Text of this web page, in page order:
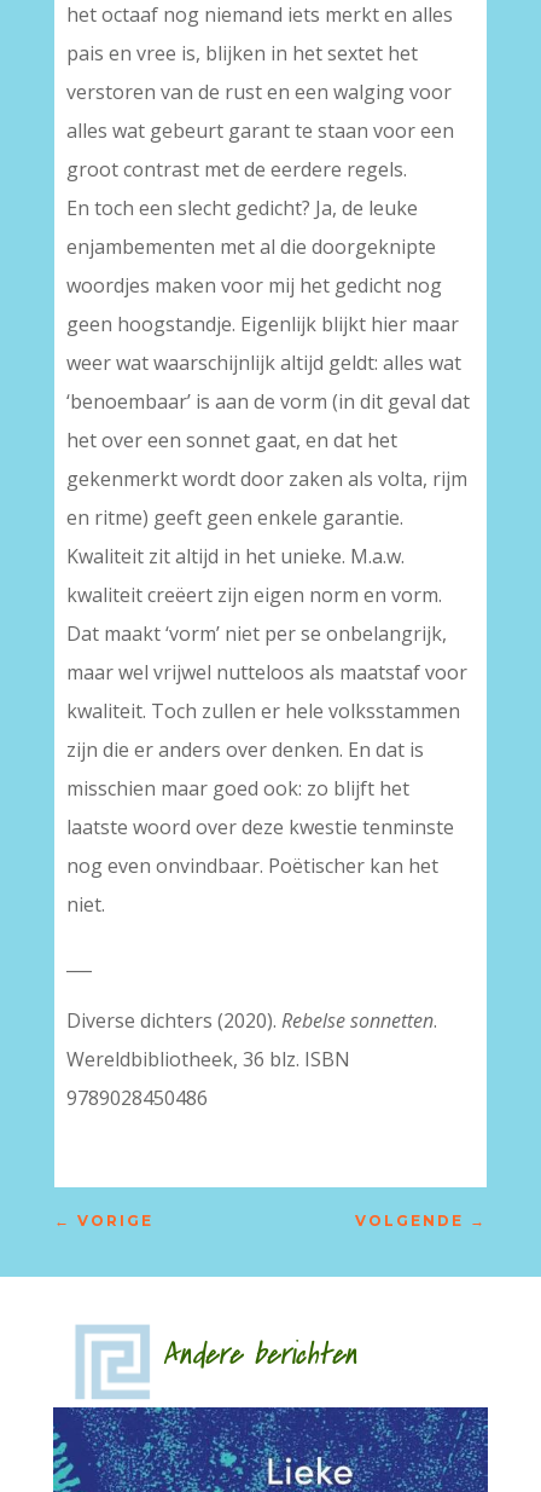
het octaaf nog niemand iets merkt en alles
pais en vree is, blijken in het sextet het
verstoren van de rust en een walging voor
alles wat gebeurt garant te staan voor een
groot contrast met de eerdere regels.
En toch een slecht gedicht? Ja, de leuke
enjambementen met al die doorgeknipte
woordjes maken voor mij het gedicht nog
geen hoogstandje. Eigenlijk blijkt hier maar
weer wat waarschijnlijk altijd geldt: alles wat
‘benoembaar’ is aan de vorm (in dit geval dat
het over een sonnet gaat, en dat het
gekenmerkt wordt door zaken als volta, rijm
en ritme) geeft geen enkele garantie.
Kwaliteit zit altijd in het unieke. M.a.w.
kwaliteit creëert zijn eigen norm en vorm.
Dat maakt ‘vorm’ niet per se onbelangrijk,
maar wel vrijwel nutteloos als maatstaf voor
kwaliteit. Toch zullen er hele volksstammen
zijn die er anders over denken. En dat is
misschien maar goed ook: zo blijft het
laatste woord over deze kwestie tenminste
nog even onvindbaar. Poëtischer kan het
niet.
Diverse dichters (2020). Rebelse sonnetten.
Wereldbibliotheek, 36 blz. ISBN
9789028450486
← VORIGE VOLGENDE →
Andere berichten